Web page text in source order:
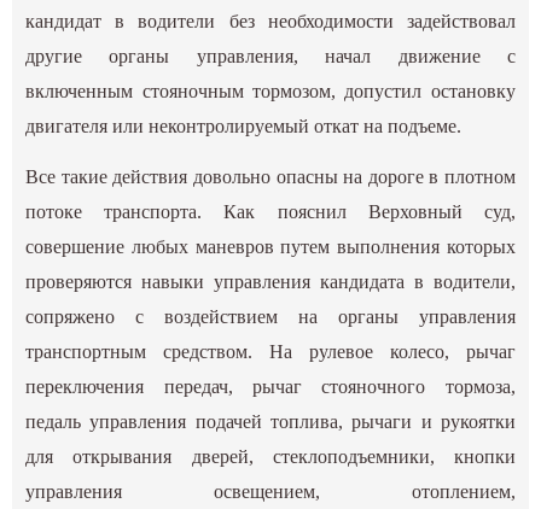
кандидат в водители без необходимости задействовал
другие органы управления, начал движение с
включенным стояночным тормозом, допустил остановку
двигателя или неконтролируемый откат на подъеме.
Все такие действия довольно опасны на дороге в плотном
потоке транспорта. Как пояснил Верховный суд,
совершение любых маневров путем выполнения которых
проверяются навыки управления кандидата в водители,
сопряжено с воздействием на органы управления
транспортным средством. На рулевое колесо, рычаг
переключения передач, рычаг стояночного тормоза,
педаль управления подачей топлива, рычаги и рукоятки
для открывания дверей, стеклоподъемники, кнопки
управления освещением, отоплением,